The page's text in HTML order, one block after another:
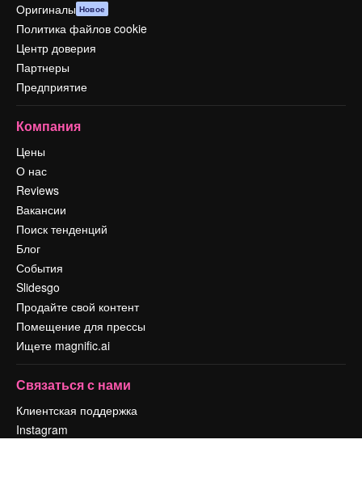
Оригиналы Новое
Политика файлов cookie
Центр доверия
Партнеры
Предприятие
Компания
Цены
О нас
Reviews
Вакансии
Поиск тенденций
Блог
События
Slidesgo
Продайте свой контент
Помещение для прессы
Ищете magnific.ai
Связаться с нами
Клиентская поддержка
Instagram